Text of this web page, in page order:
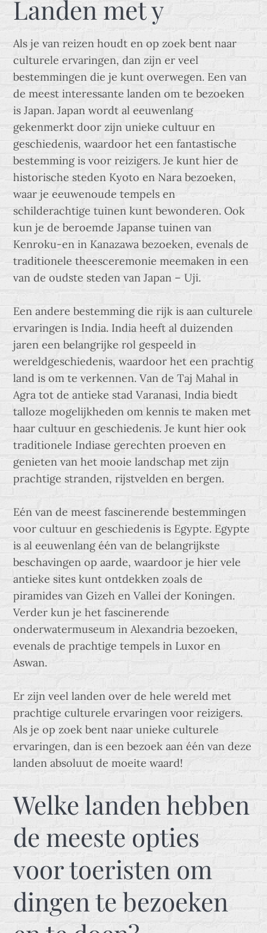
Landen met y
Als je van reizen houdt en op zoek bent naar
culturele ervaringen, dan zijn er veel
bestemmingen die je kunt overwegen. Een van
de meest interessante landen om te bezoeken
is Japan. Japan wordt al eeuwenlang
gekenmerkt door zijn unieke cultuur en
geschiedenis, waardoor het een fantastische
bestemming is voor reizigers. Je kunt hier de
historische steden Kyoto en Nara bezoeken,
waar je eeuwenoude tempels en
schilderachtige tuinen kunt bewonderen. Ook
kun je de beroemde Japanse tuinen van
Kenroku-en in Kanazawa bezoeken, evenals de
traditionele theesceremonie meemaken in een
van de oudste steden van Japan – Uji.
Een andere bestemming die rijk is aan culturele
ervaringen is India. India heeft al duizenden
jaren een belangrijke rol gespeeld in
wereldgeschiedenis, waardoor het een prachtig
land is om te verkennen. Van de Taj Mahal in
Agra tot de antieke stad Varanasi, India biedt
talloze mogelijkheden om kennis te maken met
haar cultuur en geschiedenis. Je kunt hier ook
traditionele Indiase gerechten proeven en
genieten van het mooie landschap met zijn
prachtige stranden, rijstvelden en bergen.
Eén van de meest fascinerende bestemmingen
voor cultuur en geschiedenis is Egypte. Egypte
is al eeuwenlang één van de belangrijkste
beschavingen op aarde, waardoor je hier vele
antieke sites kunt ontdekken zoals de
piramides van Gizeh en Vallei der Koningen.
Verder kun je het fascinerende
onderwatermuseum in Alexandria bezoeken,
evenals de prachtige tempels in Luxor en
Aswan.
Er zijn veel landen over de hele wereld met
prachtige culturele ervaringen voor reizigers.
Als je op zoek bent naar unieke culturele
ervaringen, dan is een bezoek aan één van deze
landen absoluut de moeite waard!
Welke landen hebben
de meeste opties
voor toeristen om
dingen te bezoeken